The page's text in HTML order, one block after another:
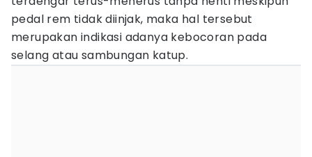
pedal rem tidak diinjak, maka hal tersebut
merupakan indikasi adanya kebocoran pada
selang atau sambungan katup.